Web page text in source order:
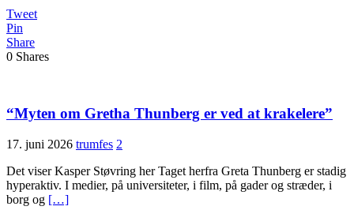
Tweet
Pin
Share
0 Shares
“Myten om Gretha Thunberg er ved at krakelere”
17. juni 2026 trumfes 2
Det viser Kasper Støvring her Taget herfra Greta Thunberg er stadig
hyperaktiv. I medier, på universiteter, i film, på gader og stræder, i
borg og […]